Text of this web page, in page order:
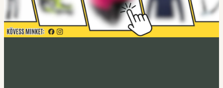
Acerbis akció
Fedezd fel